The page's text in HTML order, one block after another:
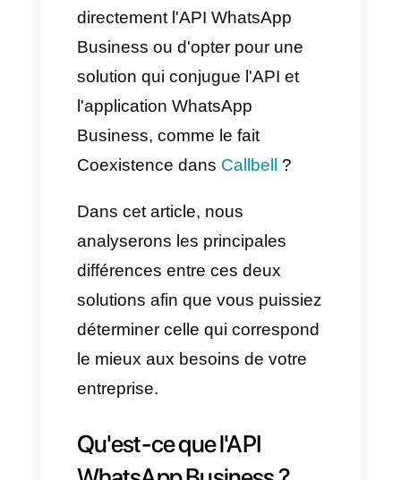
personnalisée. Toutefois,
lorsqu'il s'agit de
professionnaliser l'utilisation de
WhatsApp au sein d'une
équipe, d'importantes questions
se posent
Est-il plus judicieux d'utiliser
directement l'API WhatsApp
Business ou d'opter pour une
solution qui conjugue l'API et
l'application WhatsApp
Business, comme le fait